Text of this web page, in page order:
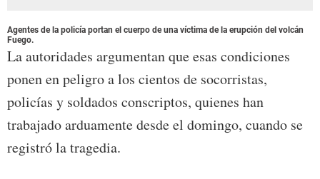
Agentes de la policía portan el cuerpo de una víctima de la erupción del volcán
Fuego.
La autoridades argumentan que esas condiciones
ponen en peligro a los cientos de socorristas,
policías y soldados conscriptos, quienes han
trabajado arduamente desde el domingo, cuando se
registró la tragedia.